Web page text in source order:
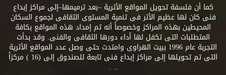
كما أن فلسفة تحويل المواقع الأثرية –بعد ترميمها–إلى مراكز إبداع
فنى كان لها عظيم الأثر فى تنمية المستوى الثقافى لجموع السكان
المحيطين بهذه المراكز وخصوصاً أنه تم إمداد هذه المواقع بكافة
المتطلبات التى تكفل لها أداء دورها الثقافى والفنى. وقد بدأت
التجربة عام 1996 ببيت الهراوى وامتدت حتى وصل عدد المواقع الأثرية
التى تم تحويلها إلى مراكز إبداع فنى تابعة للصندوق إلى (16 ) مركزاً
.. .